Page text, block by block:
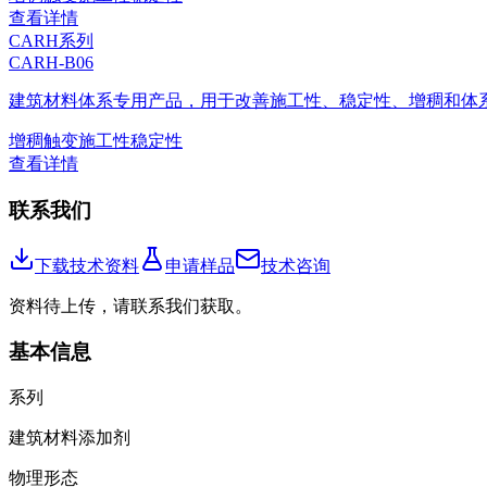
查看详情
CARH系列
CARH-B06
建筑材料体系专用产品，用于改善施工性、稳定性、增稠和体
增稠触变施工性稳定性
查看详情
联系我们
下载技术资料 申请样品 技术咨询
资料待上传，请联系我们获取。
基本信息
系列
建筑材料添加剂
物理形态